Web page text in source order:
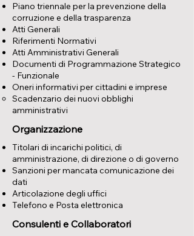
Piano triennale per la prevenzione della
corruzione e della trasparenza
Atti Generali
Riferimenti Normativi
Atti Amministrativi Generali
Documenti di Programmazione Strategico
- Funzionale
Oneri informativi per cittadini e imprese
Scadenzario dei nuovi obblighi
amministrativi
Organizzazione
Titolari di incarichi politici, di
amministrazione, di direzione o di governo
Sanzioni per mancata comunicazione dei
dati
Articolazione degli uffici
Telefono e Posta elettronica
Consulenti e Collaboratori